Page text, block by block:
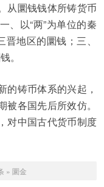
从圜钱钱体所铸货币
、以“两”为单位的秦
地区的圜钱；三、
。
的铸币体系的兴起，
各国先后所效仿。
对中国古代货币制度
» 圜金